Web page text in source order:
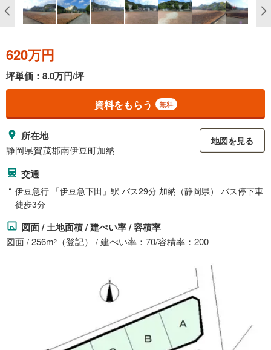
620万円
坪単価：8.0万円/坪
資料をもらう 無料
所在地
静岡県賀茂郡南伊豆町加納
地図を見る
交通
伊豆急行 「伊豆急下田」駅 バス29分 加納（静岡県） バス停下車
徒歩3分
図面 / 土地面積 / 建ぺい率 / 容積率
図面 / 256m2 （登記） / 建ぺい率：70/容積率：200